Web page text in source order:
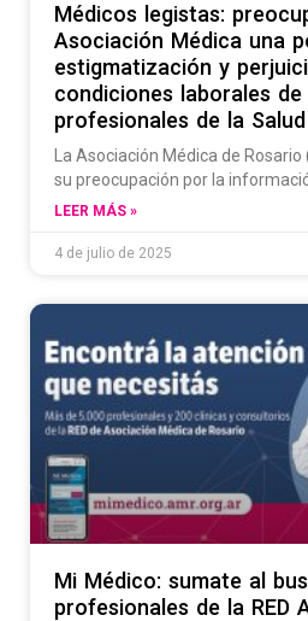
Médicos legistas:
Asociación Médica una
estigmatización y
condiciones laborales
profesionales de la Salud
La Asociación Médica de
su preocupación por la
LEER MÁS »
4 de julio de 2025
Mi Médico: sumate al
profesionales de la RED